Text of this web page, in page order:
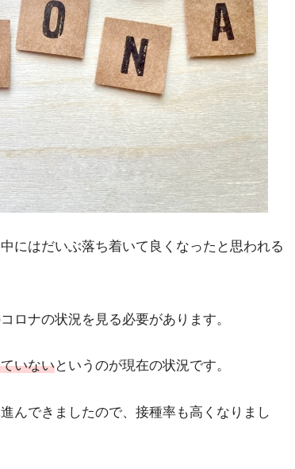
中にはだいぶ落ち着いて良くなったと思われる
ロナの状況を見る必要があります。
いないというのが現在の状況です。
んできましたので、 接種率も高くなりまし